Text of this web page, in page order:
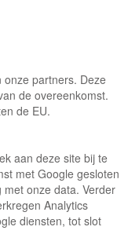
partners. Deze
de overeenkomst.
de EU.
aan deze site bij te
met Google gesloten
onze data. Verder
Analytics
diensten, tot slot